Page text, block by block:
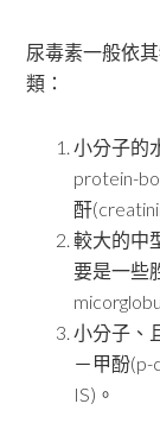
尿毒素一般依
類：
小分子的
protein-
酐
較大的中
要是一些
小分子、
－甲酚(p-
IS)。